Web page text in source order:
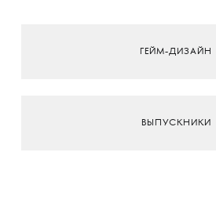
ГЕЙМ-ДИЗАЙН
ВЫПУСКНИКИ